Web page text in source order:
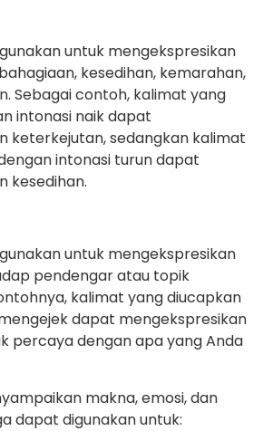
untuk mengekspresikan
kesedihan, kemarahan,
Sebagai contoh, kalimat yang
intonasi naik dapat
keterkejutan, sedangkan kalimat
intonasi turun dapat
kesedihan.
untuk mengekspresikan
pendengar atau topik
kalimat yang diucapkan
dapat mengekspresikan
percaya dengan apa yang Anda
makna, emosi, dan
dapat digunakan untuk: